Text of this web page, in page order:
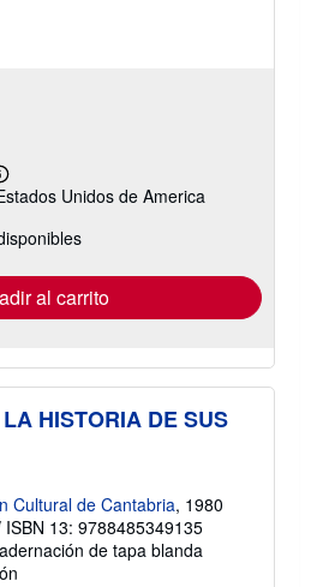
tarifas
envío
Unidos de America
al carrito
HISTORIA DE SUS
Cultural de Cantabria, 1980
ISBN 13: 9788485349135
de tapa blanda